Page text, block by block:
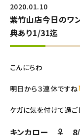
2020.01.10
紫竹山店今日のワ
典あり1/31迄
こんにちわ
明日から３連休ですね
ケガに気を付けて過ご
キンカロー ♀ 8/